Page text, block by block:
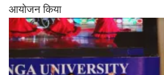
आयोजन किया